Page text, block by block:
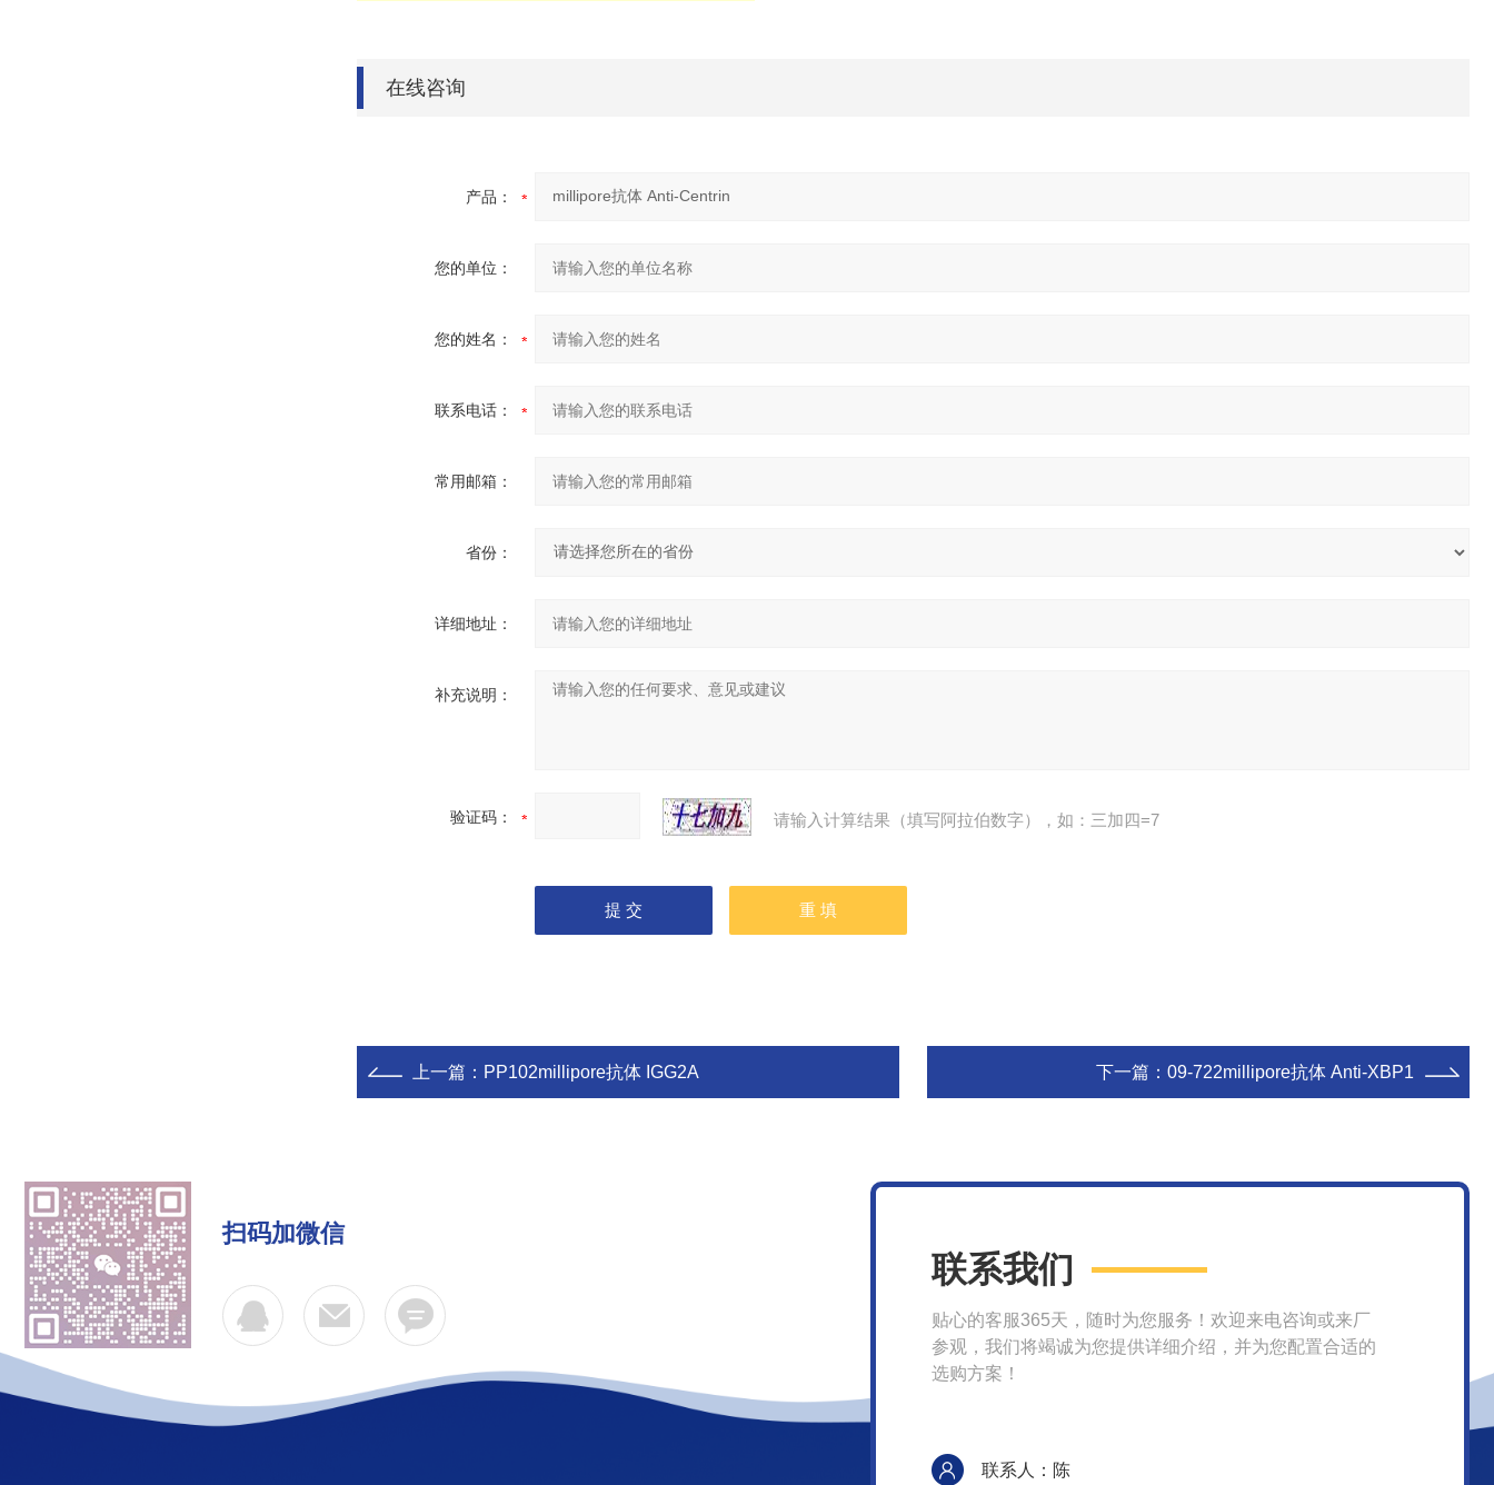
在线咨询
产品：
您的单位：
您的姓名：
联系电话：
常用邮箱：
省份：
详细地址：
补充说明：
验证码： 请输入计算结果（填写阿拉伯数字），如：三加四=7
上一篇： PP102millipore抗体 IGG2A 下一篇： 09-722millipore抗体 Anti-XBP1
扫码加微信
联系我们
贴心的客服365天，随时为您服务！欢迎来电咨询或来厂
参观，我们将竭诚为您提供详细介绍，并为您配置合适的
选购方案！
联系人：陈